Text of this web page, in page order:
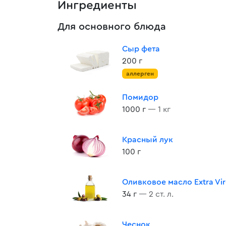
Ингредиенты
Для основного блюда
Сыр фета
200 г
аллерген
Помидор
1000 г — 1 кг
Красный лук
100 г
Оливковое масло Extra
34 г — 2 ст. л.